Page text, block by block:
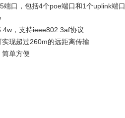
端口，包括4个poe端口和1个uplink端口
，支持ieee802.3af协议
现超过260m的远距离传输
简单方便